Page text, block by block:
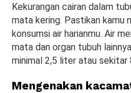
Kekurangan cairan dalam
mata kering. Pastikan kamu
konsumsi air harianmu. Air
mata dan organ tubuh
minimal 2,5 liter atau sekitar
Mengenakan